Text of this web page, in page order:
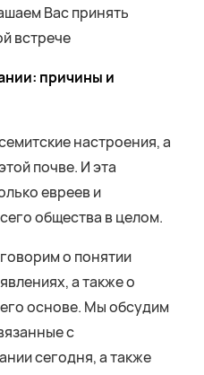
Вас принять
встрече
причины и
настроения, а
почве. И эта
евреев и
общества в целом.
о понятии
а также о
основе. Мы обсудим
с
сегодня, а также